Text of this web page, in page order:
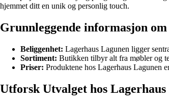
hjemmet ditt en unik og personlig touch.
Grunnleggende informasjon
Beliggenhet: Lagerhaus Lagunen ligger
Sortiment: Butikken tilbyr alt fra møbler og
Priser: Produktene hos Lagerhaus Lagunen
Utforsk Utvalget hos Lagerhaus